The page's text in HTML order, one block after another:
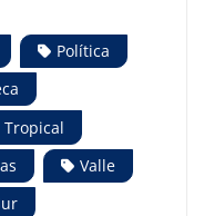
Política
Valle